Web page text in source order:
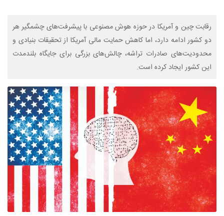
رقابت چین و آمریکا در حوزه هوش مصنوعی با پیشرفت‌های چشمگیر هر
دو کشور ادامه دارد، اما کاهش حمایت مالی آمریکا از تحقیقات بنیادی و
محدودیت‌های صادرات تراشه، چالش‌های بزرگی برای جایگاه بلندمدت
این کشور ایجاد کرده است.